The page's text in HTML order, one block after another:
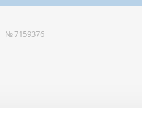
№ 7159376